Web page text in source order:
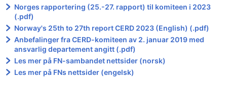
Norges rapportering (25.-27. rapport) til komiteen i 2023
(.pdf)
Norway's 25th to 27th report CERD 2023 (English) (.pdf)
Anbefalinger fra CERD-komiteen av 2. januar 2019 med
ansvarlig departement angitt (.pdf)
Les mer på FN-sambandet nettsider (norsk)
Les mer på FNs nettsider (engelsk)